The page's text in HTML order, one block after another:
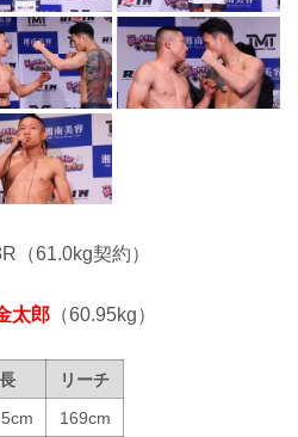
（61.0kg契約）
太郎 （60.95kg）
リーチ
169cm